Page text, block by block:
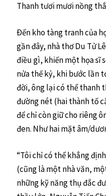
Thanh tươi mươi nồng
Ðến kho tàng tranh của
gần đây, nhà thơ Du Tử
điều gì, khiến một họa sĩ
nửa thế kỷ, khi bước lần
đời, ông lại có thể thanh
đường nét (hai thành tố
để chỉ còn giữ cho riêng
đen. Như hai mặt âm/
“Tôi chỉ có thể khẳng
(cũng là một nhà văn,
những kỹ năng thụ đắc